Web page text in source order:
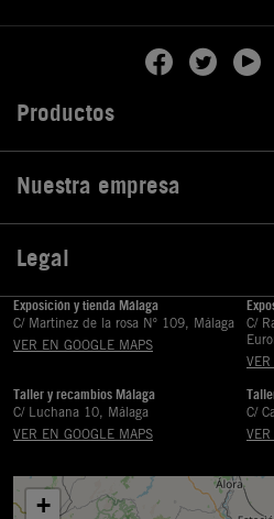
Productos
Nuestra empresa
Legal
Exposición y tienda Málaga
C/ Martinez de la rosa Nº 109, Málaga
VER EN GOOGLE MAPS
C/
Taller y recambios Málaga
C/ Luchana 10, Málaga
VER EN GOOGLE MAPS
C/
+